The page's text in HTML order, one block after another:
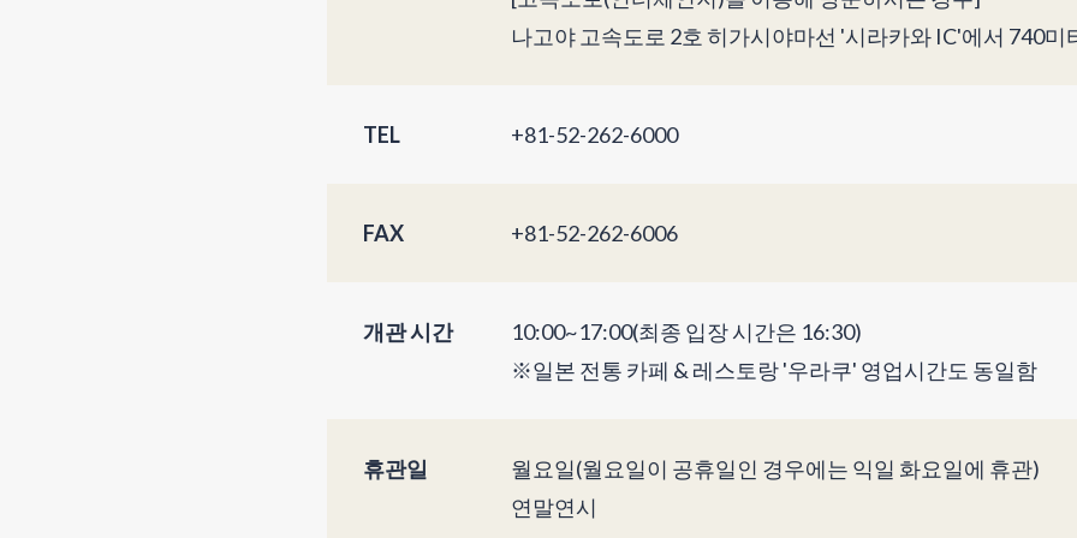
나고야 고속도로 2호 히가시야마선 '시라카와 IC'에서 740미
TEL +81-52-262-6000
FAX +81-52-262-6006
개관 시간
10:00~17:00(최종 입장 시간은 16:30)
※일본 전통 카페 & 레스토랑 '우라쿠' 영업시간도 동일함
휴관일
월요일(월요일이 공휴일인 경우에는 익일 화요일에 휴관)
연말연시